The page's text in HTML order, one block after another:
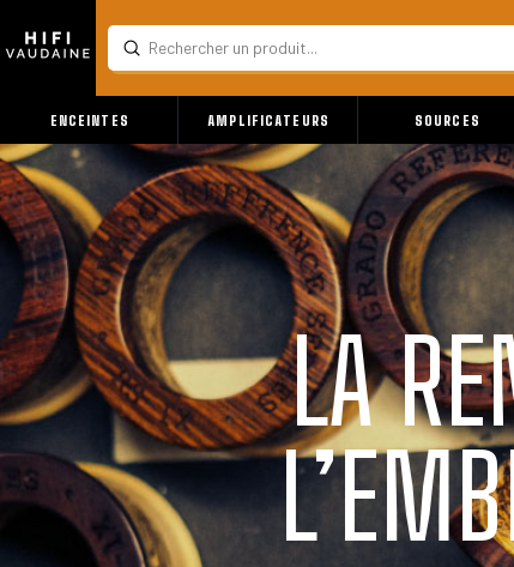
Search
Submit
ENCEINTES AMPLIFICATEURS SOURCES
LA